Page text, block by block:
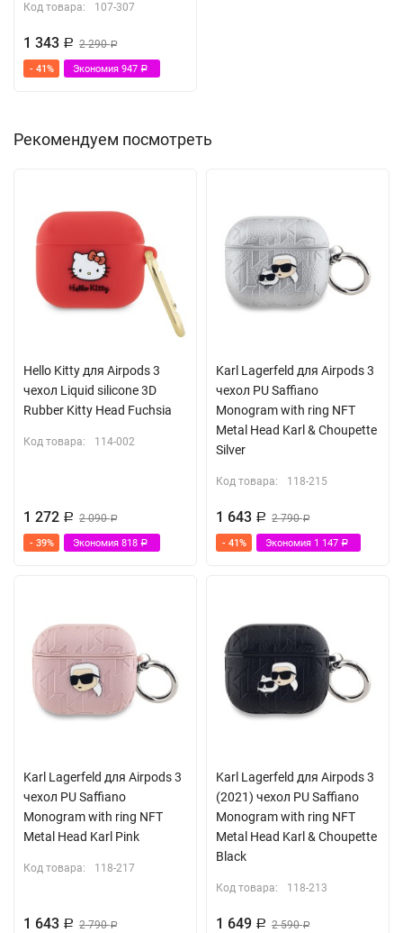
Код товара: 107-307
1 343 Р 2 290Р
- 41% Экономия 947 Р
Рекомендуем посмотреть
Hello Kitty для Airpods 3
чехол Liquid silicone 3D
Rubber Kitty Head Fuchsia
Код товара: 114-002
1 272 Р 2 090Р
- 39% Экономия 818 Р
Karl Lagerfeld для Airpods 3
чехол PU Saffiano
Monogram with ring NFT
Metal Head Karl & Choupette
Silver
Код товара: 118-215
1 643 Р 2 790Р
- 41% Экономия 1 147 Р
Karl Lagerfeld для Airpods 3
чехол PU Saffiano
Monogram with ring NFT
Metal Head Karl Pink
Код товара: 118-217
1 643 Р 2 790Р
Karl Lagerfeld для Airpods 3
(2021) чехол PU Saffiano
Monogram with ring NFT
Metal Head Karl & Choupette
Black
Код товара: 118-213
1 649 Р 2 590Р